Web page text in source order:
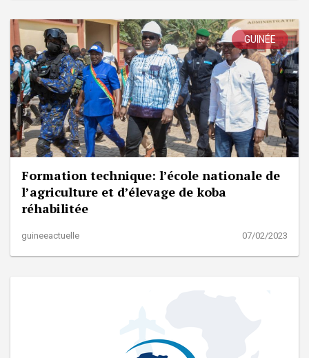
GUINÉE
Formation technique: l’école nationale de
l’agriculture et d’élevage de koba
réhabilitée
guineeactuelle 07/02/2023